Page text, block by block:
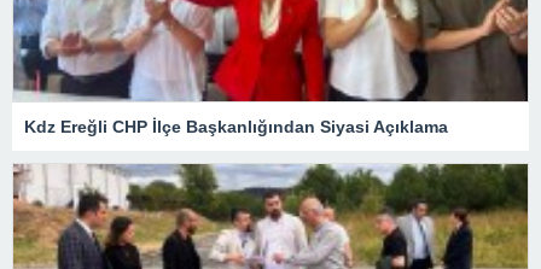
Kdz Ereğli CHP İlçe Başkanlığından Siyasi Açıklama